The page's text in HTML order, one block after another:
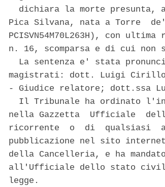
dichiara la morte presunta,
Pica Silvana, nata a Torre
PCISVN54M70L263H), con
n. 16, scomparsa e di cui
La sentenza e' stata
magistrati: dott. Luigi Cirillo
- Giudice relatore; dott.ssa
Il Tribunale ha ordinato
nella Gazzetta  Ufficiale
ricorrente  o  di  qualsiasi
pubblicazione nel sito
della Cancelleria, e ha
all'Ufficiale dello stato
legge.